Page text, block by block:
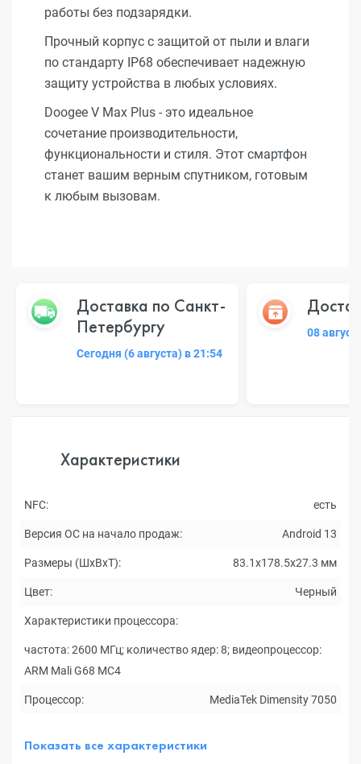
работы без подзарядки.
Прочный корпус с защитой от пыли и влаги
по стандарту IP68 обеспечивает надежную
защиту устройства в любых условиях.
Doogee V Max Plus - это идеальное
сочетание производительности,
функциональности и стиля. Этот смартфон
станет вашим верным спутником, готовым
к любым вызовам.
Доставка по Санкт-
Петербургу
Сегодня (6 августа) в 21:54
08
Характеристики
NFC: есть
Версия ОС на начало продаж: Android 13
Размеры (ШxВxТ): 83.1x178.5x27.3 мм
Цвет: Черный
Характеристики процессора:
частота: 2600 МГц; количество ядер: 8; видеопроцессор:
ARM Mali G68 MC4
Процессор: MediaTek Dimensity 7050
Показать все характеристики